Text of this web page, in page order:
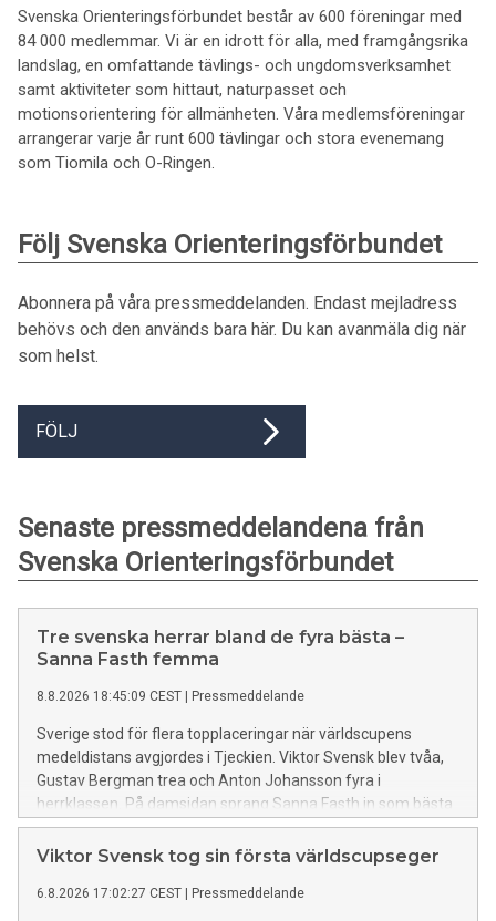
Svenska Orienteringsförbundet består av 600 föreningar med
84 000 medlemmar. Vi är en idrott för alla, med framgångsrika
landslag, en omfattande tävlings- och ungdomsverksamhet
samt aktiviteter som hittaut, naturpasset och
motionsorientering för allmänheten. Våra medlemsföreningar
arrangerar varje år runt 600 tävlingar och stora evenemang
som Tiomila och O-Ringen.
Följ Svenska Orienteringsförbundet
Abonnera på våra pressmeddelanden. Endast mejladress
behövs och den används bara här. Du kan avanmäla dig när
som helst.
FÖLJ
Senaste pressmeddelandena från
Svenska Orienteringsförbundet
Tre svenska herrar bland de fyra bästa –
Sanna Fasth femma
8.8.2026 18:45:09 CEST Pressmeddelande
Sverige stod för flera topplaceringar när världscupens
medeldistans avgjordes i Tjeckien. Viktor Svensk blev tvåa,
Gustav Bergman trea och Anton Johansson fyra i
herrklassen. På damsidan sprang Sanna Fasth in som bästa
svenska på femte plats.
Viktor Svensk tog sin första världscupseger
6.8.2026 17:02:27 CEST Pressmeddelande